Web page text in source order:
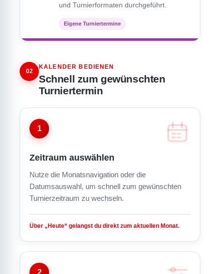
und Turnierformaten durchgeführt.
Eigene Turniertermine
02
KALENDER BEDIENEN
Schnell zum gewünschten
Turniertermin
1
Zeitraum auswählen
Nutze die Monatsnavigation oder die
Datumsauswahl, um schnell zum gewünschten
Turnierzeitraum zu wechseln.
Über „Heute“ gelangst du direkt zum aktuellen Monat.
2